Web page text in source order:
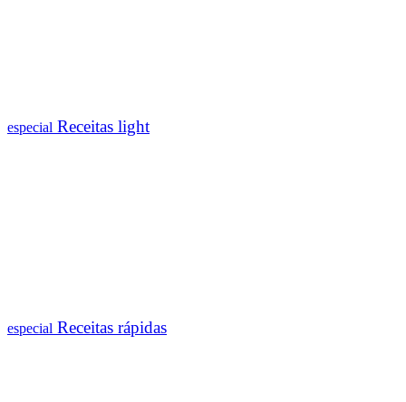
especial Receitas light
especial Receitas rápidas